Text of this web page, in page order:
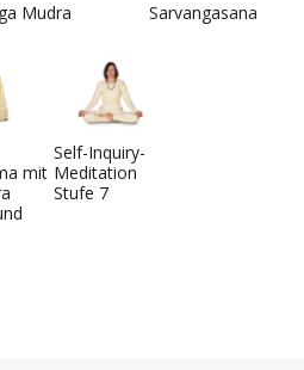
Mudra Sarvangasana
mit
Self-Inquiry-
Meditation
Stufe 7